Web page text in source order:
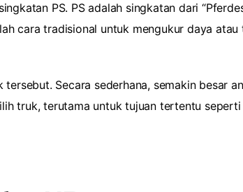
PS. PS adalah singkatan dari
cara tradisional untuk mengukur daya atau
Secara sederhana, semakin besar
truk, terutama untuk tujuan tertentu seperti